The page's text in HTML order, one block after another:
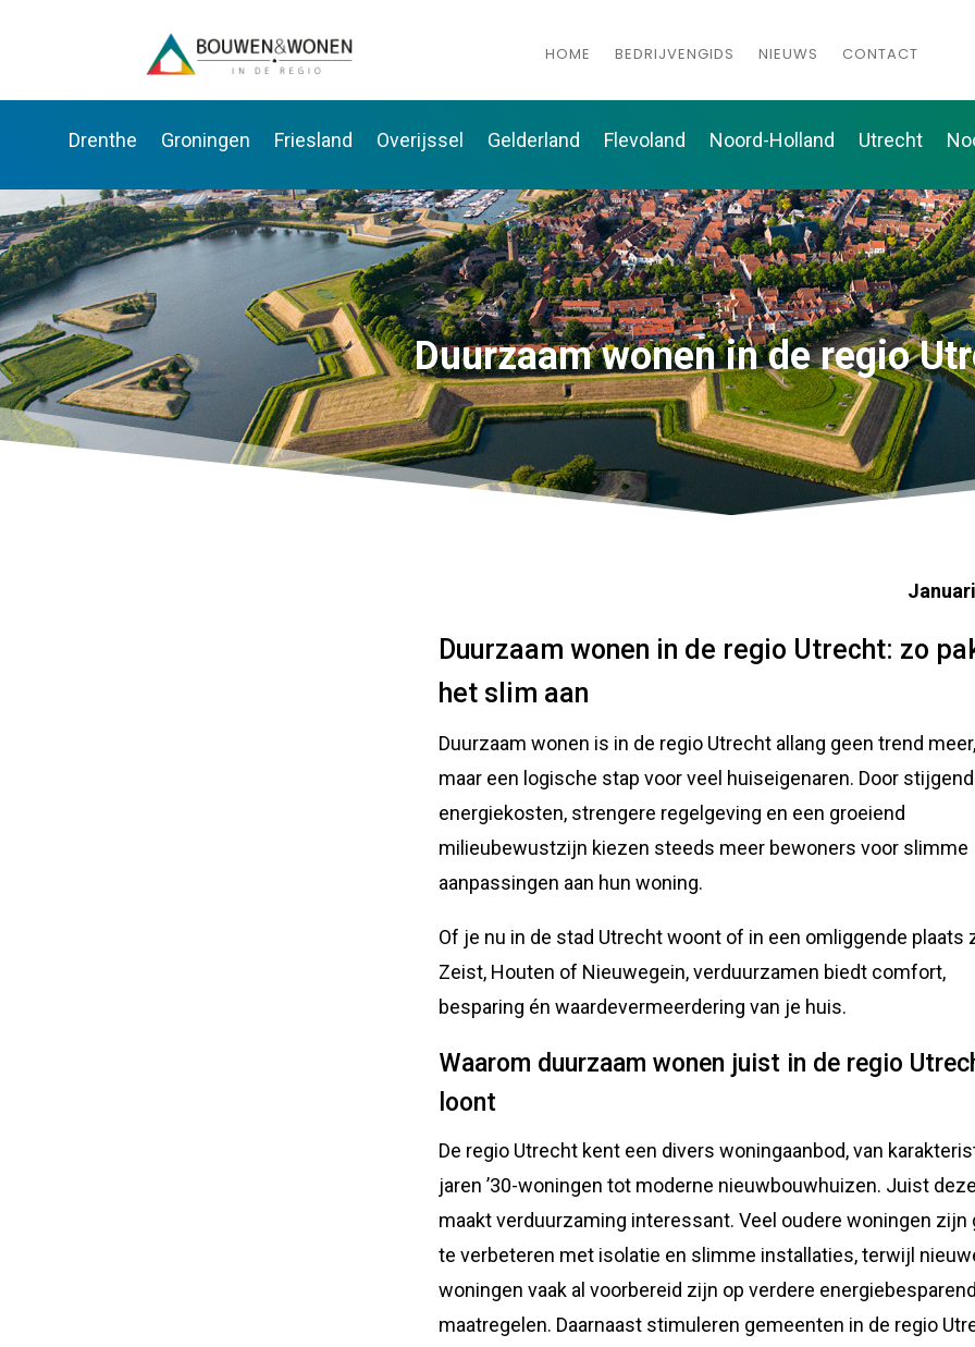
HOME BEDRIJVENGIDS NIEUWS CONTACT
Drenthe Groningen Friesland Overijssel Gelderland Flevoland Noord-Holland Utrecht
Duurzaam wonen in de regio
Duurzaam wonen in de regio Utrecht: zo
het slim aan
Duurzaam wonen is in de regio Utrecht allang geen trend meer,
maar een logische stap voor veel huiseigenaren. Door
energiekosten, strengere regelgeving en een groeiend
milieubewustzijn kiezen steeds meer bewoners voor slimme
aanpassingen aan hun woning.
Of je nu in de stad Utrecht woont of in een omliggende plaats
Zeist, Houten of Nieuwegein, verduurzamen biedt comfort,
besparing én waardevermeerdering van je huis.
Waarom duurzaam wonen juist in de regio
loont
De regio Utrecht kent een divers woningaanbod, van
jaren ’30-woningen tot moderne nieuwbouwhuizen. Juist
maakt verduurzaming interessant. Veel oudere woningen zijn
te verbeteren met isolatie en slimme installaties, terwijl
woningen vaak al voorbereid zijn op verdere
maatregelen. Daarnaast stimuleren gemeenten in de regio